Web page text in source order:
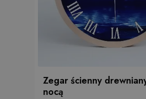
Zegar ścienny
nocą